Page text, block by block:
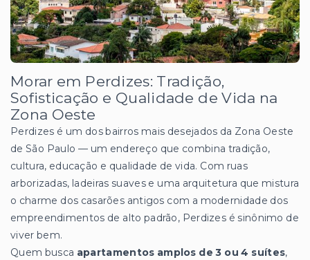
Morar em Perdizes: Tradição,
Sofisticação e Qualidade de Vida na
Zona Oeste
Perdizes é um dos bairros mais desejados da Zona Oeste
de São Paulo — um endereço que combina tradição,
cultura, educação e qualidade de vida. Com ruas
arborizadas, ladeiras suaves e uma arquitetura que mistura
o charme dos casarões antigos com a modernidade dos
empreendimentos de alto padrão, Perdizes é sinônimo de
viver bem.
Quem busca apartamentos amplos de 3 ou 4 suítes,